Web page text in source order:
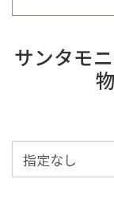
サンタモ